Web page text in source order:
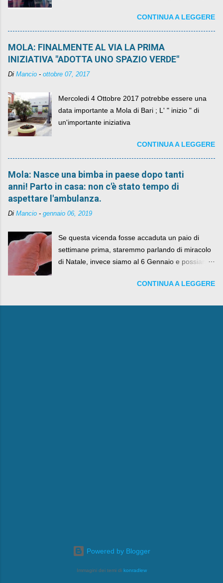
CONTINUA A LEGGERE
MOLA: FINALMENTE AL VIA LA PRIMA
INIZIATIVA "ADOTTA UNO SPAZIO VERDE"
Di Mancio - ottobre 07, 2017
Mercoledi 4 Ottobre 2017 potrebbe essere una
data importante a Mola di Bari ; L' " inizio " di
un'importante iniziativa
CONTINUA A LEGGERE
Mola: Nasce una bimba in paese dopo tanti
anni! Parto in casa: non c'è stato tempo di
aspettare l'ambulanza.
Di Mancio - gennaio 06, 2019
Se questa vicenda fosse accaduta un paio di
settimane prima, staremmo parlando di miracolo
di Natale, invece siamo al 6 Gennaio e possiamo
e la Befana, visto il lieto epilogo della vicenda.
CONTINUA A LEGGERE
Powered by Blogger
Immagini dei temi di konradlew